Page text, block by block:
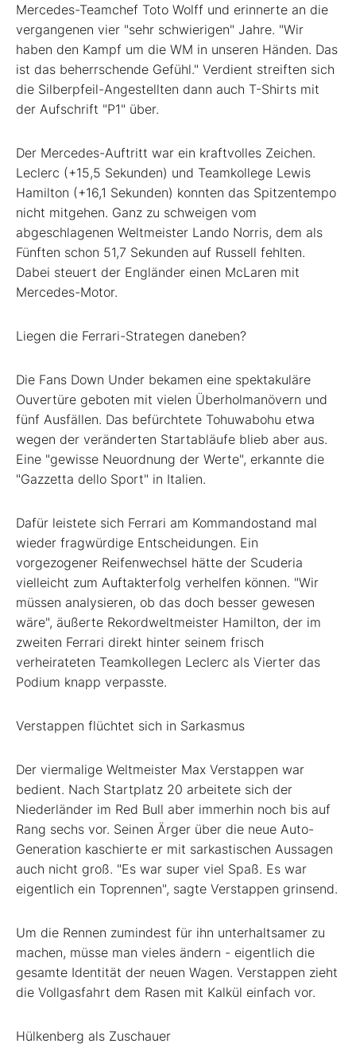
Mercedes-Teamchef Toto Wolff und erinnerte an die
vergangenen vier "sehr schwierigen" Jahre. "Wir
haben den Kampf um die WM in unseren Händen. Das
ist das beherrschende Gefühl." Verdient streiften sich
die Silberpfeil-Angestellten dann auch T-Shirts mit
der Aufschrift "P1" über.
Der Mercedes-Auftritt war ein kraftvolles Zeichen.
Leclerc (+15,5 Sekunden) und Teamkollege Lewis
Hamilton (+16,1 Sekunden) konnten das Spitzentempo
nicht mitgehen. Ganz zu schweigen vom
abgeschlagenen Weltmeister Lando Norris, dem als
Fünften schon 51,7 Sekunden auf Russell fehlten.
Dabei steuert der Engländer einen McLaren mit
Mercedes-Motor.
Liegen die Ferrari-Strategen daneben?
Die Fans Down Under bekamen eine spektakuläre
Ouvertüre geboten mit vielen Überholmanövern und
fünf Ausfällen. Das befürchtete Tohuwabohu etwa
wegen der veränderten Startabläufe blieb aber aus.
Eine "gewisse Neuordnung der Werte", erkannte die
"Gazzetta dello Sport" in Italien.
Dafür leistete sich Ferrari am Kommandostand mal
wieder fragwürdige Entscheidungen. Ein
vorgezogener Reifenwechsel hätte der Scuderia
vielleicht zum Auftakterfolg verhelfen können. "Wir
müssen analysieren, ob das doch besser gewesen
wäre", äußerte Rekordweltmeister Hamilton, der im
zweiten Ferrari direkt hinter seinem frisch
verheirateten Teamkollegen Leclerc als Vierter das
Podium knapp verpasste.
Verstappen flüchtet sich in Sarkasmus
Der viermalige Weltmeister Max Verstappen war
bedient. Nach Startplatz 20 arbeitete sich der
Niederländer im Red Bull aber immerhin noch bis auf
Rang sechs vor. Seinen Ärger über die neue Auto-
Generation kaschierte er mit sarkastischen Aussagen
auch nicht groß. "Es war super viel Spaß. Es war
eigentlich ein Toprennen", sagte Verstappen grinsend.
Um die Rennen zumindest für ihn unterhaltsamer zu
machen, müsse man vieles ändern - eigentlich die
gesamte Identität der neuen Wagen. Verstappen zieht
die Vollgasfahrt dem Rasen mit Kalkül einfach vor.
Hülkenberg als Zuschauer